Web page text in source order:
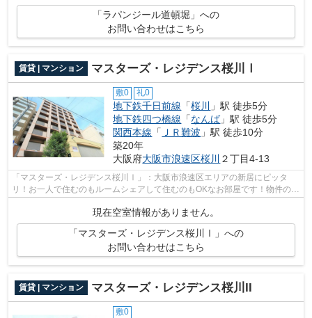
「ラパンジール道頓堀」への
お問い合わせはこちら
賃貸 | マンション マスターズ・レジデンス桜川Ⅰ
敷0 礼0
地下鉄千日前線 「桜川
」駅 徒歩5分
地下鉄四つ橋線 「なんば」駅 徒歩5分
関西本線 「 ＪＲ難波 」駅 徒歩10分
築20年
大阪府大阪市浪速区桜川 ２丁目4-13
「マスターズ・レジデンス桜川Ⅰ」：大阪市浪速区エリアの新居にピッタ
リ！お一人で住むのもルームシェアして住むのもOKなお部屋です！物件の周
現在空室情報がありません。
「マスターズ・レジデンス桜川Ⅰ」への
お問い合わせはこちら
賃貸 | マンション マスターズ・レジデンス桜川II
敷0